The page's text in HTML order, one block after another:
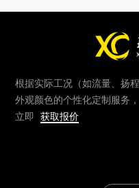
根据实际工况（如流量、扬
外观颜色的个性化定制服务，
立即
获取报价